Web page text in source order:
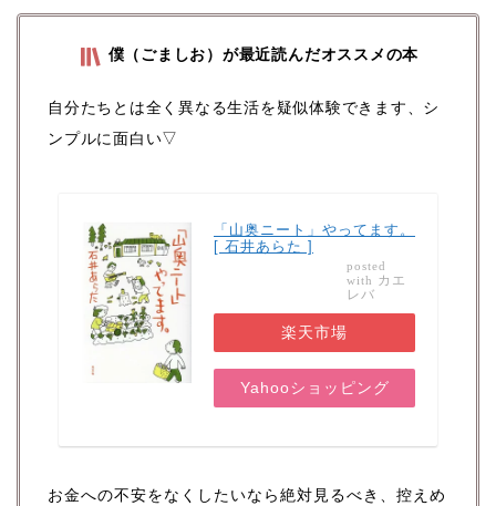
僕（ごましお）が最近読んだオススメの本
自分たちとは全く異なる生活を疑似体験できます、シ
ンプルに面白い▽
「山奥ニート」やってます。
[ 石井あらた ]
posted
with カエ
レバ
楽天市場
Yahooショッピング
お金への不安をなくしたいなら絶対見るべき、控えめ